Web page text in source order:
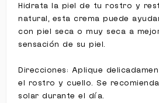
Hidrata la piel de tu rostro y
natural, esta crema puede
con piel seca o muy seca a
sensación de su piel.
Direcciones: Aplique
el rostro y cuello. Se
solar durante el día.